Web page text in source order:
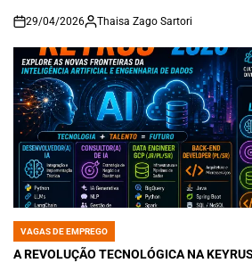
on
29/04/2026 Thaisa Zago Sartori
POSTED
IN
VAGAS DE EMPREGO
A REVOLUÇÃO TECNOLÓGICA NA